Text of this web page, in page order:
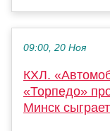
09:00, 20 Ноя
КХЛ.
«Торпедо»
Минск